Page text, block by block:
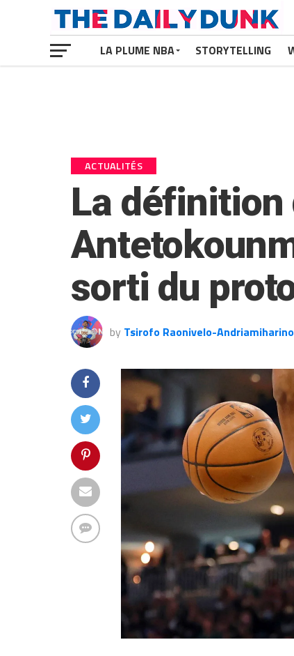
LA PLUME NBA STORYTELLING
ACTUALITÉS
La définition
sorti du
by Tsirofo Raonivelo-